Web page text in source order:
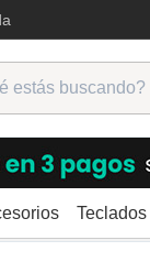
Teclados
B200